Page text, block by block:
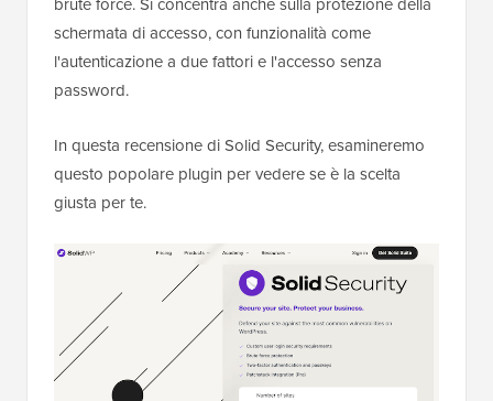
schermata di accesso, con funzionalità come
l'autenticazione a due fattori e l'accesso senza
password.
In questa recensione di Solid Security, esamineremo
questo popolare plugin per vedere se è la scelta
giusta per te.